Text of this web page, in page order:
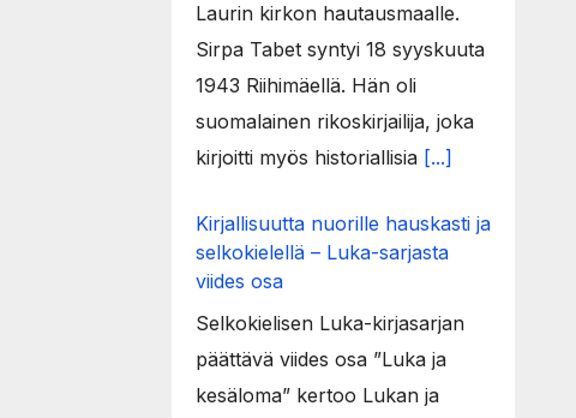
Laurin kirkon hautausmaalle.
Sirpa Tabet syntyi 18 syyskuuta
1943 Riihimäellä. Hän oli
suomalainen rikoskirjailija, joka
kirjoitti myös historiallisia [...]
Kirjallisuutta nuorille hauskasti ja
selkokielellä – Luka-sarjasta
viides osa
Selkokielisen Luka-kirjasarjan
päättävä viides osa ”Luka ja
kesäloma” kertoo Lukan ja